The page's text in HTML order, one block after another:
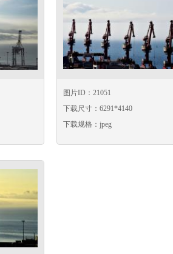
图片ID：21051
下载尺寸：6291*4140
下载规格：jpeg